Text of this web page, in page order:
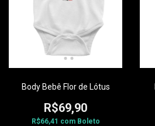
Body Bebê Flor de Lótus
R$69,90
R$66,41 com Boleto